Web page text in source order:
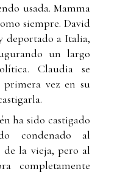
usada. Mamma
siempre. David
deportado a Italia,
un largo
Claudia se
primera vez en su
ha sido castigado
condenado al
de la vieja, pero al
completamente